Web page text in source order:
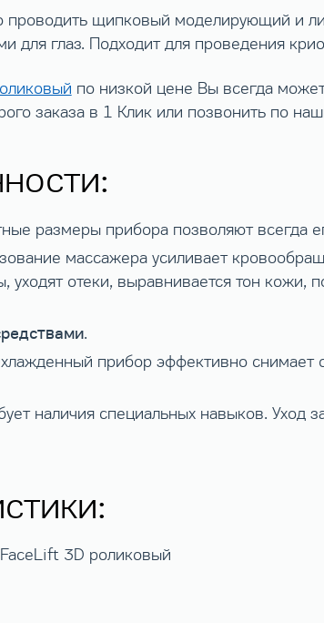
щипковый моделирующий и
для глаз. Подходит для проведения
по низкой цене Вы всегда
заказа в 1 Клик или позвонить по
размеры прибора позволяют всегда
массажера усиливает
отеки, выравнивается тон кожи,
.
прибор эффективно снимает
наличия специальных навыков. Уход
3D роликовый